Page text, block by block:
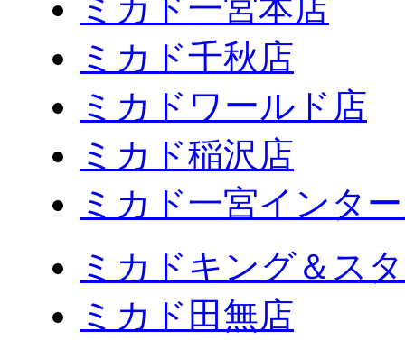
ミカド一宮本店
ミカド千秋店
ミカドワールド店
ミカド稲沢店
ミカド一宮インタ
ミカドキング＆ス
ミカド田無店